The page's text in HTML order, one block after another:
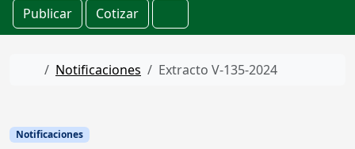
Publicar Cotizar
Cart
Home
Notificaciones Extracto V-135-2024
Notificaciones